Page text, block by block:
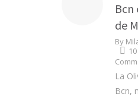
Bcn
de
By
La
Bcn,